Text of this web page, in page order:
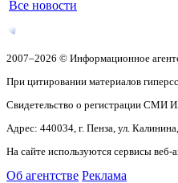
Все новости
2007–2026 © Информационное
При цитировании материалов
Свидетельство о регистрации СМИ
Адрес: 440034, г. Пенза, ул.
На сайте используются сервисы
Об агентстве Реклама